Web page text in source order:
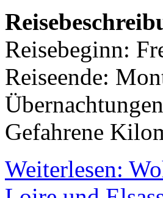
Reisebeginn:
Reiseende:
Gefahrene
Weiterlesen: